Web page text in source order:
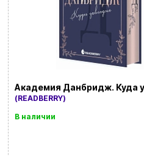
Академия Данбридж. Куда
(READBERRY)
В наличии